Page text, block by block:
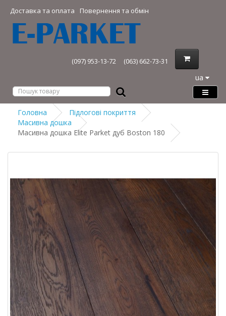
Доставка та оплата Повернення та обмін
(097) 953-13-72 (063) 662-73-31
ua
Головна
Підлогові покриття
Масивна дошка
Масивна дошка Elite Parket дуб Boston 180